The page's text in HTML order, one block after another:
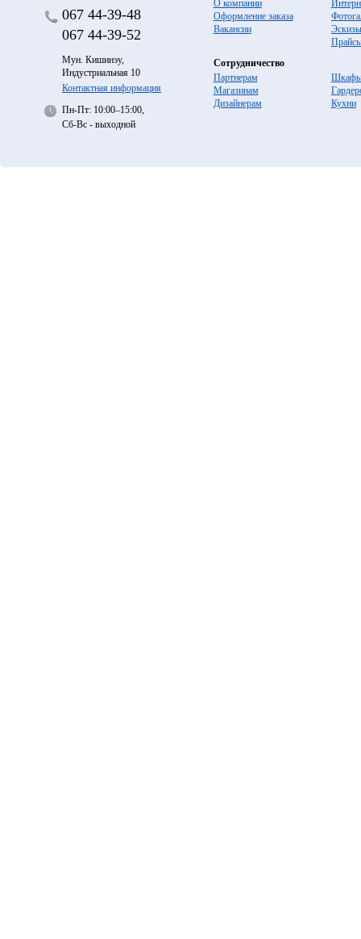
067 44-39-48
067 44-39-52
Мун. Кишинэу,
Индустриальная 10
Контактная информация
Пн-Пт: 10:00–15:00,
Сб-Вс - выходной
О компании
Оформление заказа
Вакансии
Эскизы
Сотрудничество
Партнерам
Магазинам
Дизайнерам
Кухни